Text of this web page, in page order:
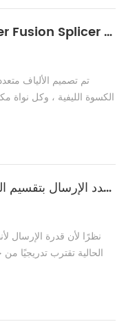
Shinho S-22 Multi-core Fiber Fusion Splicer إطلاق جديد!
تم تصميم الألياف
الكسوة الليفية ، وكل نواة
ألياف الزخم الزاوي المداري - ألياف اتصالات من الجيل التالي مقترنة بتعدد الإرسال بتقسيم النمط وتعدد الإرسال بتقسيم الفضاء
الحالية تقترب تدريجيًا